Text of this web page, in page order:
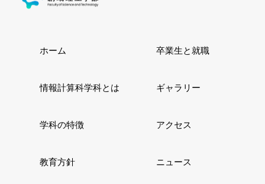
ホーム 卒業生と就職
情報計算科学科とは ギャラリー
学科の特徴 アクセス
教育方針 ニュース